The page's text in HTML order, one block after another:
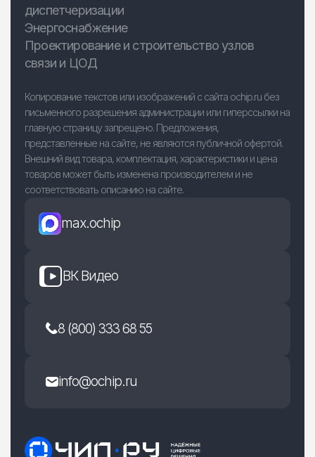
диспетчеризации
Энергоснабжение
Проектирование и строительство узлов
связи и ЦОД
Копирование текстов или изображений с сайта ochip.ru без
письменного разрешения администрации или гиперссылки на
главную страницу запрещено. Предложения,
представленные на сайте, не являются публичной офертой.
Внешний вид товара, комплектация, характеристики и цена
товаров может быть изменена производителем и не
соответствовать описанию на сайте.
max.ochip
ВК Видео
8 (800) 333 68 55
info@ochip.ru